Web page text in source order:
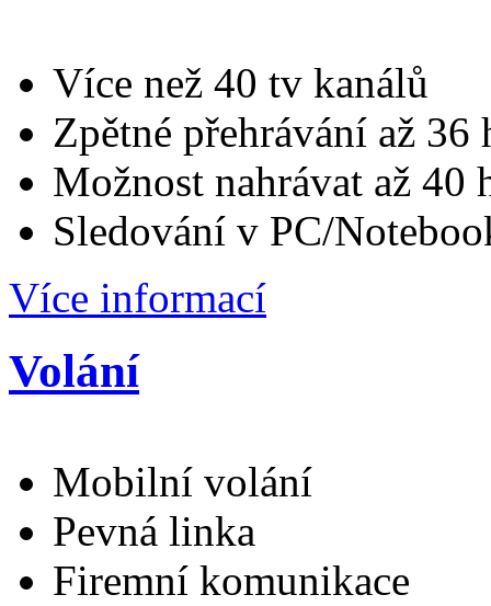
Více než 40 tv kanálů
Zpětné přehrávání až 36
Možnost nahrávat až 40
Sledování v PC/
Více informací
Volání
Mobilní volání
Pevná linka
Firemní komunikace